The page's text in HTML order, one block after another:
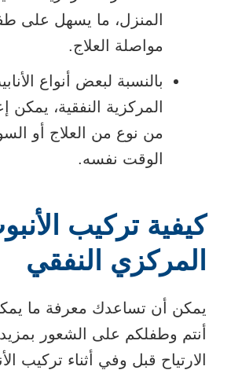
المنزل، ما يسهل على
مواصلة العلاج.
بالنسبة لبعض أنواع
المركزية النفقية، يمكن
من نوع من العلاج أو
الوقت نفسه.
كيفية تركيب
المركزي النفقي
يمكن أن تساعدك معرفة ما
أنتم وطفلكم على الشعور
الارتياح قبل وفي أثناء تركيب